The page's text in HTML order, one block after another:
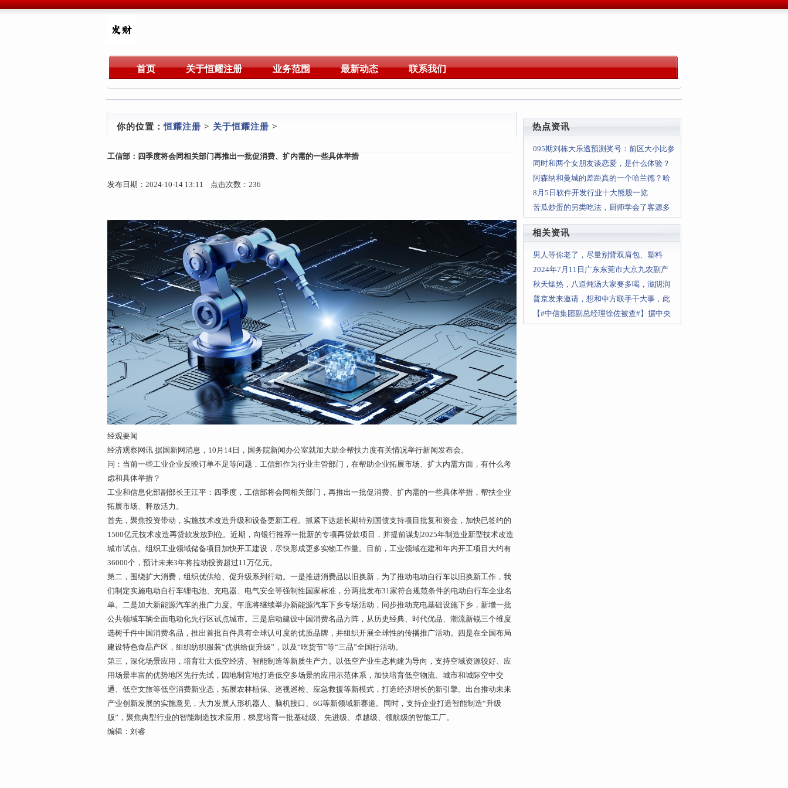
首页 关于恒耀注册 业务范围 最新动态 联系我们
你的位置：恒耀注册 > 关于恒耀注册 >
工信部：四季度将会同相关部门再推出一批促消费、扩内需的一些具体举措
发布日期：2024-10-14 13:11 点击次数：236
经观要闻
经济观察网讯 据国新网消息，10月14日，国务院新闻办公室就加大助企帮扶力度有关情况举行新闻发布会。
问：当前一些工业企业反映订单不足等问题，工信部作为行业主管部门，在帮助企业拓展市场、扩大内需方面，有什么考
虑和具体举措？
工业和信息化部副部长王江平：四季度，工信部将会同相关部门，再推出一批促消费、扩内需的一些具体举措，帮扶企业
拓展市场、释放活力。
首先，聚焦投资带动，实施技术改造升级和设备更新工程。抓紧下达超长期特别国债支持项目批复和资金，加快已签约的
1500亿元技术改造再贷款发放到位。近期，向银行推荐一批新的专项再贷款项目，并提前谋划2025年制造业新型技术改造
城市试点。组织工业领域储备项目加快开工建设，尽快形成更多实物工作量。目前，工业领域在建和年内开工项目大约有
36000个，预计未来3年将拉动投资超过11万亿元。
第二，围绕扩大消费，组织优供给、促升级系列行动。一是推进消费品以旧换新，为了推动电动自行车以旧换新工作，我
们制定实施电动自行车锂电池、充电器、电气安全等强制性国家标准，分两批发布31家符合规范条件的电动自行车企业名
单。二是加大新能源汽车的推广力度。年底将继续举办新能源汽车下乡专场活动，同步推动充电基础设施下乡，新增一批
公共领域车辆全面电动化先行区试点城市。三是启动建设中国消费名品方阵，从历史经典、时代优品、潮流新锐三个维度
选树千件中国消费名品，推出首批百件具有全球认可度的优质品牌，并组织开展全球性的传播推广活动。四是在全国布局
建设特色食品产区，组织纺织服装“优供给促升级”，以及“吃货节”等“三品”全国行活动。
第三，深化场景应用，培育壮大低空经济、智能制造等新质生产力。以低空产业生态构建为导向，支持空域资源较好、应
用场景丰富的优势地区先行先试，因地制宜地打造低空多场景的应用示范体系，加快培育低空物流、城市和城际空中交
通、低空文旅等低空消费新业态，拓展农林植保、巡视巡检、应急救援等新模式，打造经济增长的新引擎。出台推动未来
产业创新发展的实施意见，大力发展人形机器人、脑机接口、6G等新领域新赛道。同时，支持企业打造智能制造“升级
版”，聚焦典型行业的智能制造技术应用，梯度培育一批基础级、先进级、卓越级、领航级的智能工厂。
编辑：刘睿
热点资讯
095期刘栋大乐透预测奖号：前区大小比参
考
同时和两个女朋友谈恋爱，是什么体验？
阿森纳和曼城的差距真的一个哈兰德？哈
兰德在那里就夺冠
8月5日软件开发行业十大熊股一览
苦瓜炒蛋的另类吃法，厨师学会了客源多
了两倍
相关资讯
男人等你老了，尽量别背双肩包、塑料
袋！换成这3种包包，更高级
2024年7月11日广东东莞市大京九农副产
品中心批发市场价格行情
秋天燥热，八道炖汤大家要多喝，滋阴润
肺，养颜健脾，补虚过秋天
普京发来邀请，想和中方联手干大事，此
事一旦成功，中俄未来将能免遭
【#中信集团副总经理徐佐被查#】据中央